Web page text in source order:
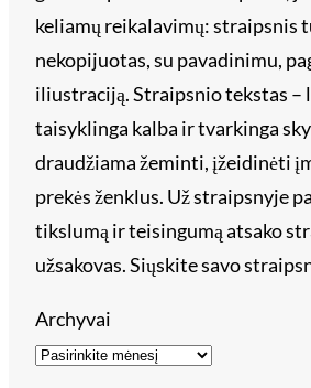
keliamų reikalavimų: straipsnis
nekopijuotas, su pavadinimu,
iliustraciją. Straipsnio tekstas –
taisyklinga kalba ir tvarkinga
draudžiama žeminti, įžeidinėti
prekės ženklus. Už straipsnyje
tikslumą ir teisingumą atsako
užsakovas. Siųskite savo
Archyvai